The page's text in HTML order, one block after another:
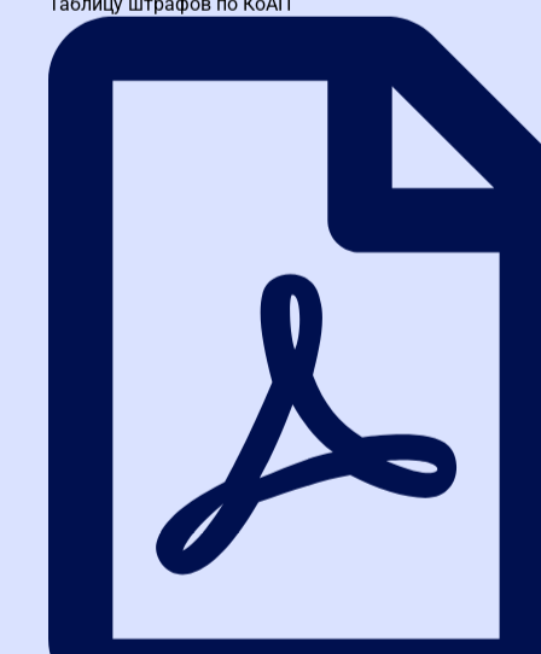
контрактного управляющего, руководителя технической службы
и заместителя руководителя по АХЧ. За 20+ лет работы в...
Тур Лилиана Николаевна
Практикующий преподаватель по госзакупкам с 16-летним
стажем в отрасли, включая 11 лет работы госинспектором в
отделе контроля государственных закупок Федеральной...